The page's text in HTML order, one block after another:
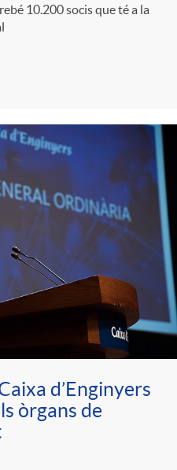
10.200 socis que té a la
d’Enginyers
òrgans de